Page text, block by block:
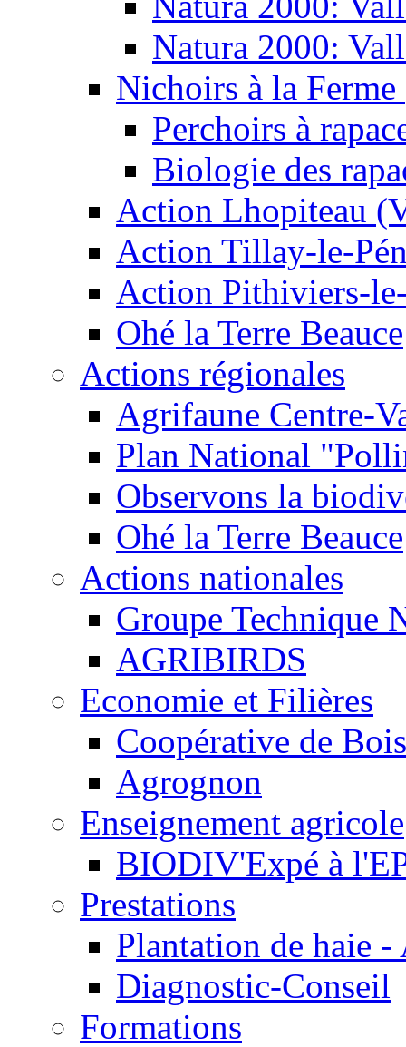
Natura 2000:
Nichoirs à la
Perchoirs à
Biologie des
Action Lhopiteau
Action Tillay-le-
Action Pithiviers-
Ohé la Terre Beauce
Actions régionales
Agrifaune Centre-
Plan National
Observons la
Ohé la Terre Beauce
Actions nationales
Groupe Technique
AGRIBIRDS
Economie et Filières
Coopérative de
Agrognon
Enseignement agricole
BIODIV'Expé à
Prestations
Plantation de haie
Diagnostic-Conseil
Formations